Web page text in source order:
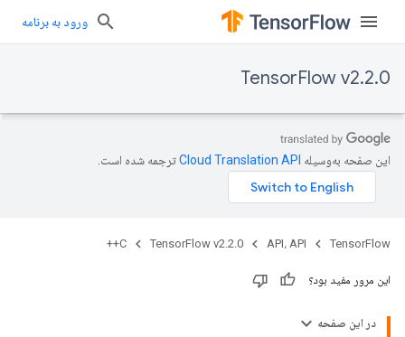
ورود به برنامه
TensorFlow v2.2.0
این صفحه به‌وسیله ترجمه شده است.
TensorFlow API، API TensorFlow v2.2.0
C++
این مرور مفید بود؟
در این صفحه